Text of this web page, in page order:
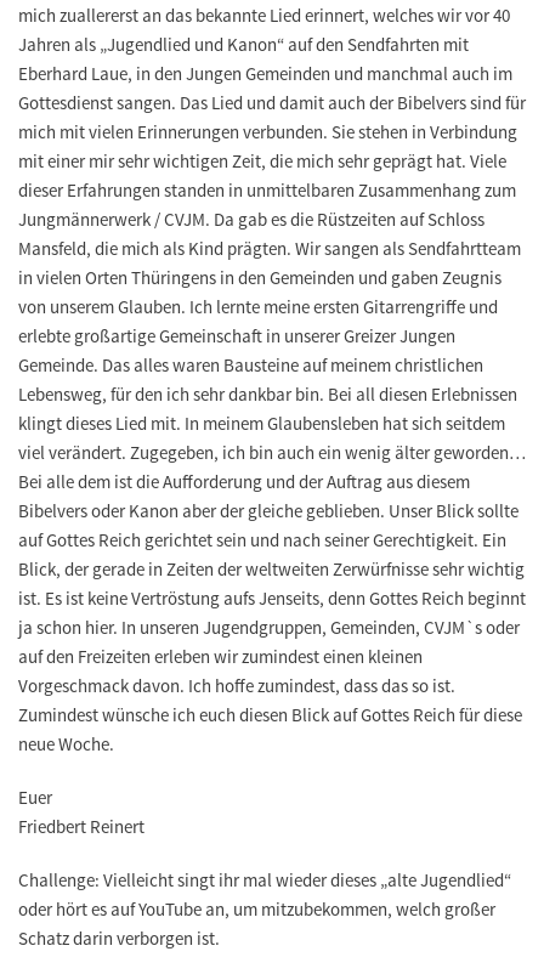
mich zuallererst an das bekannte Lied erinnert, welches wir vor 40
Jahren als „Jugendlied und Kanon“ auf den Sendfahrten mit
Eberhard Laue, in den Jungen Gemeinden und manchmal auch im
Gottesdienst sangen. Das Lied und damit auch der Bibelvers sind für
mich mit vielen Erinnerungen verbunden. Sie stehen in Verbindung
mit einer mir sehr wichtigen Zeit, die mich sehr geprägt hat. Viele
dieser Erfahrungen standen in unmittelbaren Zusammenhang zum
Jungmännerwerk / CVJM. Da gab es die Rüstzeiten auf Schloss
Mansfeld, die mich als Kind prägten. Wir sangen als Sendfahrtteam
in vielen Orten Thüringens in den Gemeinden und gaben Zeugnis
von unserem Glauben. Ich lernte meine ersten Gitarrengriffe und
erlebte großartige Gemeinschaft in unserer Greizer Jungen
Gemeinde. Das alles waren Bausteine auf meinem christlichen
Lebensweg, für den ich sehr dankbar bin. Bei all diesen Erlebnissen
klingt dieses Lied mit. In meinem Glaubensleben hat sich seitdem
viel verändert. Zugegeben, ich bin auch ein wenig älter geworden…
Bei alle dem ist die Aufforderung und der Auftrag aus diesem
Bibelvers oder Kanon aber der gleiche geblieben. Unser Blick sollte
auf Gottes Reich gerichtet sein und nach seiner Gerechtigkeit. Ein
Blick, der gerade in Zeiten der weltweiten Zerwürfnisse sehr wichtig
ist. Es ist keine Vertröstung aufs Jenseits, denn Gottes Reich beginnt
ja schon hier. In unseren Jugendgruppen, Gemeinden, CVJM`s oder
auf den Freizeiten erleben wir zumindest einen kleinen
Vorgeschmack davon. Ich hoffe zumindest, dass das so ist.
Zumindest wünsche ich euch diesen Blick auf Gottes Reich für diese
neue Woche.
Euer
Friedbert Reinert
Challenge: Vielleicht singt ihr mal wieder dieses „alte Jugendlied“
oder hört es auf YouTube an, um mitzubekommen, welch großer
Schatz darin verborgen ist.